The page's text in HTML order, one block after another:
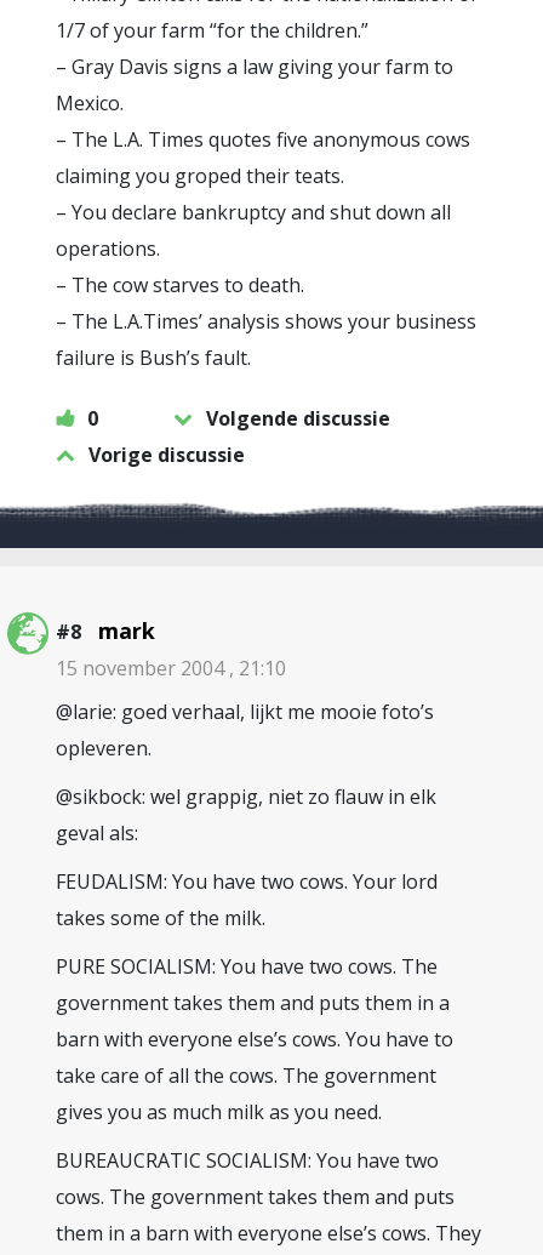
1/7 of your farm “for the children.”
– Gray Davis signs a law giving your farm to
Mexico.
– The L.A. Times quotes five anonymous cows
claiming you groped their teats.
– You declare bankruptcy and shut down all
operations.
– The cow starves to death.
– The L.A.Times’ analysis shows your business
failure is Bush’s fault.
0
Volgende discussie
Vorige discussie
#8 mark
15 november 2004 , 21:10
@larie: goed verhaal, lijkt me mooie foto’s
opleveren.
@sikbock: wel grappig, niet zo flauw in elk
geval als:
FEUDALISM: You have two cows. Your lord
takes some of the milk.
PURE SOCIALISM: You have two cows. The
government takes them and puts them in a
barn with everyone else’s cows. You have to
take care of all the cows. The government
gives you as much milk as you need.
BUREAUCRATIC SOCIALISM: You have two
cows. The government takes them and puts
them in a barn with everyone else’s cows. They